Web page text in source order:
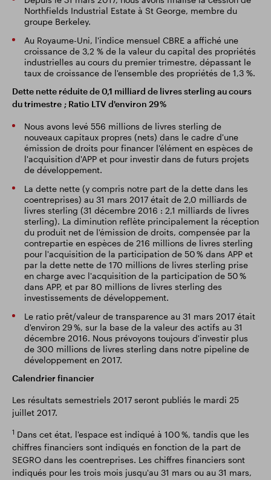
Northfields Industrial Estate à St George, membre du
groupe Berkeley.
Au Royaume-Uni, l'indice mensuel CBRE a affiché une
croissance de 3,2 % de la valeur du capital des propriétés
industrielles au cours du premier trimestre, dépassant le
taux de croissance de l'ensemble des propriétés de 1,3 %.
Dette nette réduite de 0,1 milliard de livres sterling au cours
du trimestre ; Ratio LTV d'environ 29 %
Nous avons levé 556 millions de livres sterling de
nouveaux capitaux propres (nets) dans le cadre d'une
émission de droits pour financer l'élément en espèces de
l'acquisition d'APP et pour investir dans de futurs projets
de développement.
La dette nette (y compris notre part de la dette dans les
coentreprises) au 31 mars 2017 était de 2,0 milliards de
livres sterling (31 décembre 2016 : 2,1 milliards de livres
sterling). La diminution reflète principalement la réception
du produit net de l'émission de droits, compensée par la
contrepartie en espèces de 216 millions de livres sterling
pour l'acquisition de la participation de 50 % dans APP et
par la dette nette de 170 millions de livres sterling prise
en charge avec l'acquisition de la participation de 50 %
dans APP, et par 80 millions de livres sterling des
investissements de développement.
Le ratio prêt/valeur de transparence au 31 mars 2017 était
d'environ 29 %, sur la base de la valeur des actifs au 31
décembre 2016. Nous prévoyons toujours d'investir plus
de 300 millions de livres sterling dans notre pipeline de
développement en 2017.
Calendrier financier
Les résultats semestriels 2017 seront publiés le mardi 25
juillet 2017.
1 Dans cet état, l'espace est indiqué à 100 %, tandis que les
chiffres financiers sont indiqués en fonction de la part de
SEGRO dans les coentreprises. Les chiffres financiers sont
indiqués pour les trois mois jusqu'au 31 mars ou au 31 mars,